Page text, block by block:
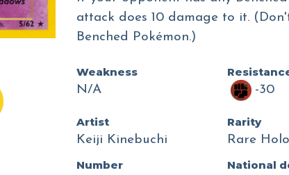
attack does 10 damage to it.
Benched Pokémon.)
Weakness
N/A
-30
Artist
Keiji Kinebuchi
Rarity
Rare Holo
Number
National